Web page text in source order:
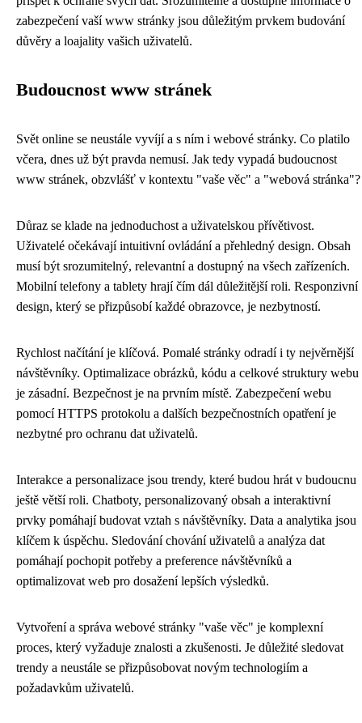
zabezpečení vaší www stránky jsou důležitým prvkem budování
důvěry a loajality vašich uživatelů.
Budoucnost www stránek
Svět online se neustále vyvíjí a s ním i webové stránky. Co platilo
včera, dnes už být pravda nemusí. Jak tedy vypadá budoucnost
www stránek, obzvlášť v kontextu "vaše věc" a "webová stránka"?
Důraz se klade na jednoduchost a uživatelskou přívětivost.
Uživatelé očekávají intuitivní ovládání a přehledný design. Obsah
musí být srozumitelný, relevantní a dostupný na všech zařízeních.
Mobilní telefony a tablety hrají čím dál důležitější roli. Responzivní
design, který se přizpůsobí každé obrazovce, je nezbytností.
Rychlost načítání je klíčová. Pomalé stránky odradí i ty nejvěrnější
návštěvníky. Optimalizace obrázků, kódu a celkové struktury webu
je zásadní. Bezpečnost je na prvním místě. Zabezpečení webu
pomocí HTTPS protokolu a dalších bezpečnostních opatření je
nezbytné pro ochranu dat uživatelů.
Interakce a personalizace jsou trendy, které budou hrát v budoucnu
ještě větší roli. Chatboty, personalizovaný obsah a interaktivní
prvky pomáhají budovat vztah s návštěvníky. Data a analytika jsou
klíčem k úspěchu. Sledování chování uživatelů a analýza dat
pomáhají pochopit potřeby a preference návštěvníků a
optimalizovat web pro dosažení lepších výsledků.
Vytvoření a správa webové stránky "vaše věc" je komplexní
proces, který vyžaduje znalosti a zkušenosti. Je důležité sledovat
trendy a neustále se přizpůsobovat novým technologiím a
požadavkům uživatelů.